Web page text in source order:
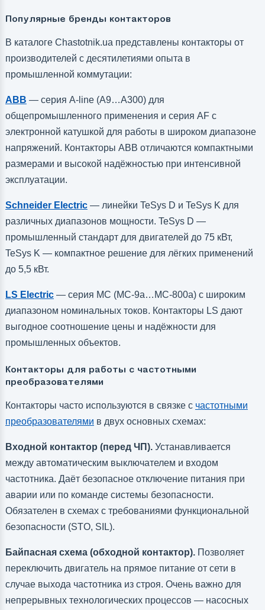
Популярные бренды контакторов
В каталоге Chastotnik.ua представлены контакторы от
производителей с десятилетиями опыта в
промышленной коммутации:
ABB — серия A-line (A9…A300) для
общепромышленного применения и серия AF с
электронной катушкой для работы в широком диапазоне
напряжений. Контакторы ABB отличаются компактными
размерами и высокой надёжностью при интенсивной
эксплуатации.
Schneider Electric— линейки TeSys D и TeSys K для
различных диапазонов мощности. TeSys D —
промышленный стандарт для двигателей до 75 кВт,
TeSys K — компактное решение для лёгких применений
до 5,5 кВт.
LS Electric— серия MC (MC-9a…MC-800a) с широким
диапазоном номинальных токов. Контакторы LS дают
выгодное соотношение цены и надёжности для
промышленных объектов.
Контакторы для работы с частотными
преобразователями
Контакторы часто используются в связке с частотными
преобразователями в двух основных схемах:
Входной контактор (перед ЧП).Устанавливается
между автоматическим выключателем и входом
частотника. Даёт безопасное отключение питания при
аварии или по команде системы безопасности.
Обязателен в схемах с требованиями функциональной
безопасности (STO, SIL).
Байпасная схема (обходной контактор).Позволяет
переключить двигатель на прямое питание от сети в
случае выхода частотника из строя. Очень важно для
непрерывных технологических процессов — насосных